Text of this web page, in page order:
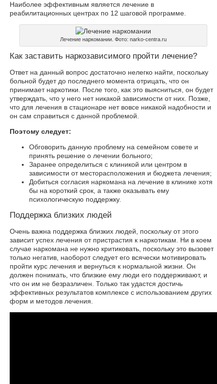
Наиболее эффективным является лечение в
реабилитационных центрах по 12 шаговой программе.
Лечение наркомании. Фото: narko-centra.ru
Как заставить наркозависимого пройти лечение?
Ответ на данный вопрос достаточно нелегко найти, поскольку
больной будет до последнего момента отрицать, что он
принимает наркотики. После того, как это выясниться, он будет
утверждать, что у него нет никакой зависимости от них. Позже,
что для лечения в стационаре нет вовсе никакой надобности и
он сам справиться с данной проблемой.
Поэтому следует:
Обговорить данную проблему на семейном совете и
принять решение о лечении больного;
Заранее определиться с клиникой или центром в
зависимости от месторасположения и бюджета лечения;
Добиться согласия наркомана на лечение в клинике хотя
бы на короткий срок, а также оказывать ему
психологическую поддержку.
Поддержка близких людей
Очень важна поддержка близких людей, поскольку от этого
зависит успех лечения от пристрастия к наркотикам. Ни в коем
случае наркомана не нужно критиковать, поскольку это вызовет
только негатив, наоборот следует его всячески мотивировать
пройти курс лечения и вернуться к нормальной жизни. Он
должен понимать, что близкие ему люди его поддерживают, и
что он им не безразличен. Только так удастся достичь
эффективных результатов комплексе с использованием других
форм и методов лечения.